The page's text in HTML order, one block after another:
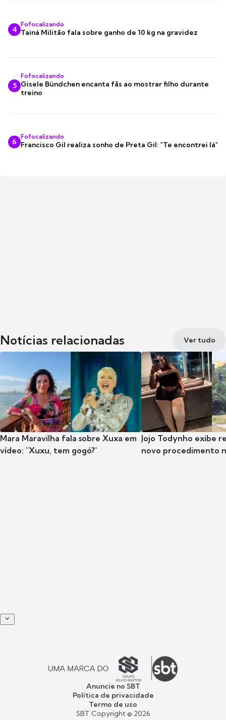
4
Fofocalizando
Tainá Militão fala sobre ganho de 10 kg na gravidez
5
Fofocalizando
Gisele Bündchen encanta fãs ao mostrar filho durante
treino
6
Fofocalizando
Francisco Gil realiza sonho de Preta Gil: "Te encontrei lá"
Notícias relacionadas Ver tudo
Mara Maravilha fala sobre Xuxa em
vídeo: "Xuxu, tem gogó?"
Jojo Todynho exibe
novo procedimento
Anuncie no SBT
Política de privacidade
Termo de uso
SBT Copyright © 2026